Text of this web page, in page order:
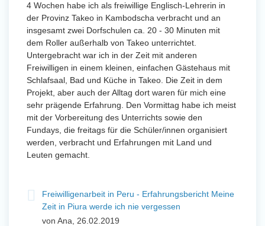
4 Wochen habe ich als freiwillige Englisch-Lehrerin in
der Provinz Takeo in Kambodscha verbracht und an
insgesamt zwei Dorfschulen ca. 20 - 30 Minuten mit
dem Roller außerhalb von Takeo unterrichtet.
Untergebracht war ich in der Zeit mit anderen
Freiwilligen in einem kleinen, einfachen Gästehaus mit
Schlafsaal, Bad und Küche in Takeo. Die Zeit in dem
Projekt, aber auch der Alltag dort waren für mich eine
sehr prägende Erfahrung. Den Vormittag habe ich meist
mit der Vorbereitung des Unterrichts sowie den
Fundays, die freitags für die Schüler/innen organisiert
werden, verbracht und Erfahrungen mit Land und
Leuten gemacht.
Freiwilligenarbeit in Peru - Erfahrungsbericht Meine
Zeit in Piura werde ich nie vergessen
von Ana, 26.02.2019